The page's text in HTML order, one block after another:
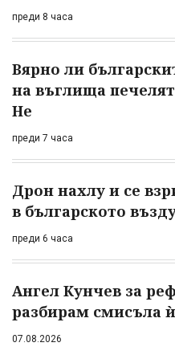
преди 8 часа
Вярно ли
на въглища
Не
преди 7 часа
Дрон нахлу и се
в българското
преди 6 часа
Ангел Кунчев за
разбирам смисъла ѝ
07.08.2026